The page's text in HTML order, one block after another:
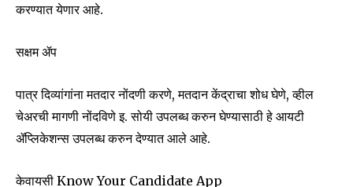
Join our community of
करण्यात येणार आहे.
सक्षम ॲप
पात्र दिव्यांगांना मतदार नोंदणी करणे, मतदान केंद्राचा शोध घेणे, व्हील
चेअरची मागणी नोंदविणे इ. सोयी उपलब्ध करुन घेण्यासाठी हे आयटी
ॲप्लिकेशन्स उपलब्ध करुन देण्यात आले आहे.
केवायसी Know Your Candidate App